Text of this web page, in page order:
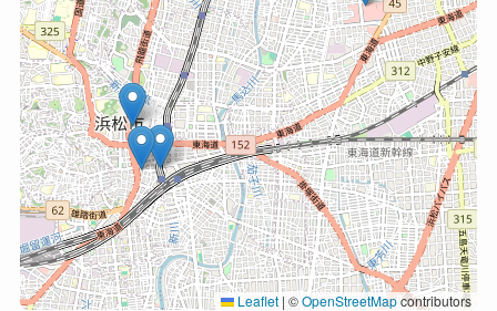
Leaflet | ©OpenStreetMapcontributors